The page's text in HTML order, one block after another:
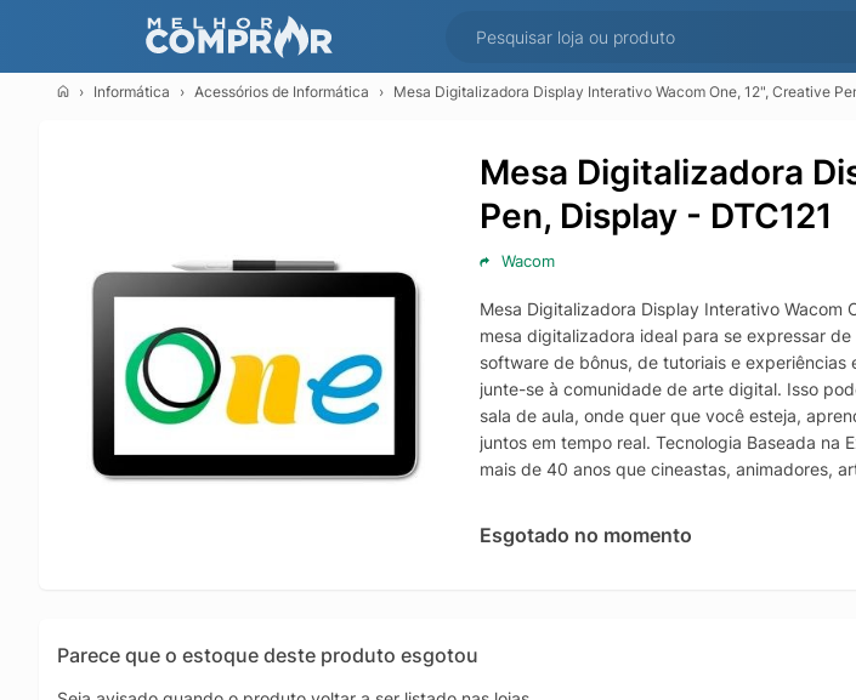
Informática Acessórios de Informática Mesa Digitalizadora Display Interativo Wacom One, 12", Creative
Mesa Digitalizadora
Pen, Display - DTC121
Wacom
Mesa Digitalizadora Display Interativo Wacom
mesa digitalizadora ideal para se expressar
software de bônus, de tutoriais e
junte-se à comunidade de arte digital. Isso
sala de aula, onde quer que você esteja,
juntos em tempo real. Tecnologia Baseada na
mais de 40 anos que cineastas, animadores,
Esgotado no momento
Parece que o estoque deste produto esgotou